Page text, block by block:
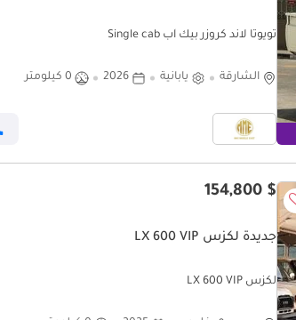
تويوتا لاند كروزر بيك آب Single cab
الشارقة يابانية 2026 0 كيلومتر
$ 154,800
جديدة لكزس LX 600 VIP
لكزس LX 600 VIP